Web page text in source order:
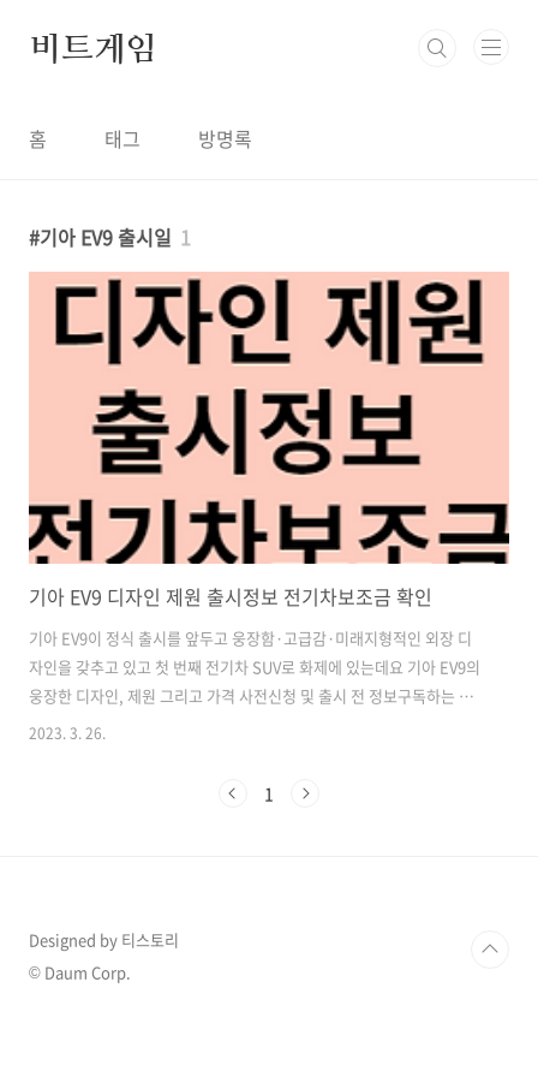
비트게임
홈 태그 방명록
기아 EV9 출시일 1
기아 EV9 디자인 제원 출시정보 전기차보조금 확인
기아 EV9이 정식 출시를 앞두고 웅장함·고급감·미래지형적인 외장 디
자인을 갖추고 있고 첫 번째 전기차 SUV로 화제에 있는데요 기아 EV9의
웅장한 디자인, 제원 그리고 가격 사전신청 및 출시 전 정보구독하는 방
법에 대해서 알아보겠습니다. 목차 기아 EV9 디자인 기아 EV9 외관 기아
는 평을 받고 있는데요 콘셉트카와 디자인 비교 한번 해보세요. 콘셉트카
2023. 3. 26.
1
Designed by 티스토리
© Daum Corp.